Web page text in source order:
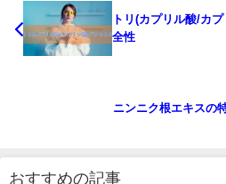
トリ(カプリル酸/カ
全性
ニンニク根エキスの
おすすめの記事